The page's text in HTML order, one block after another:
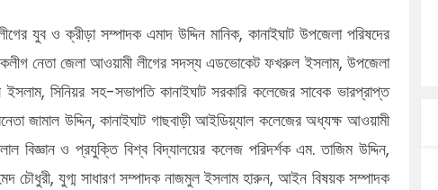
যুব ও ক্রীড়া সম্পাদক এমাদ উদ্দিন মানিক, কানাইঘাট উপজেলা পরিষদের
নেতা জেলা আওয়ামী লীগের সদস্য এডভোকেট ফখরুল ইসলাম, উপজেলা
সিনিয়র সহ-সভাপতি কানাইঘাট সরকারি কলেজের সাবেক ভারপ্রাপ্ত
জামাল উদ্দিন, কানাইঘাট গাছবাড়ী আইডিয়্যাল কলেজের অধ্যক্ষ আওয়ামী
বিজ্ঞান ও প্রযুক্তি বিশ্ব বিদ্যালয়ের কলেজ পরিদর্শক এম. তাজিম উদ্দিন,
চৌধুরী, যুগ্ম সাধারণ সম্পাদক নাজমুল ইসলাম হারুন, আইন বিষয়ক সম্পাদক